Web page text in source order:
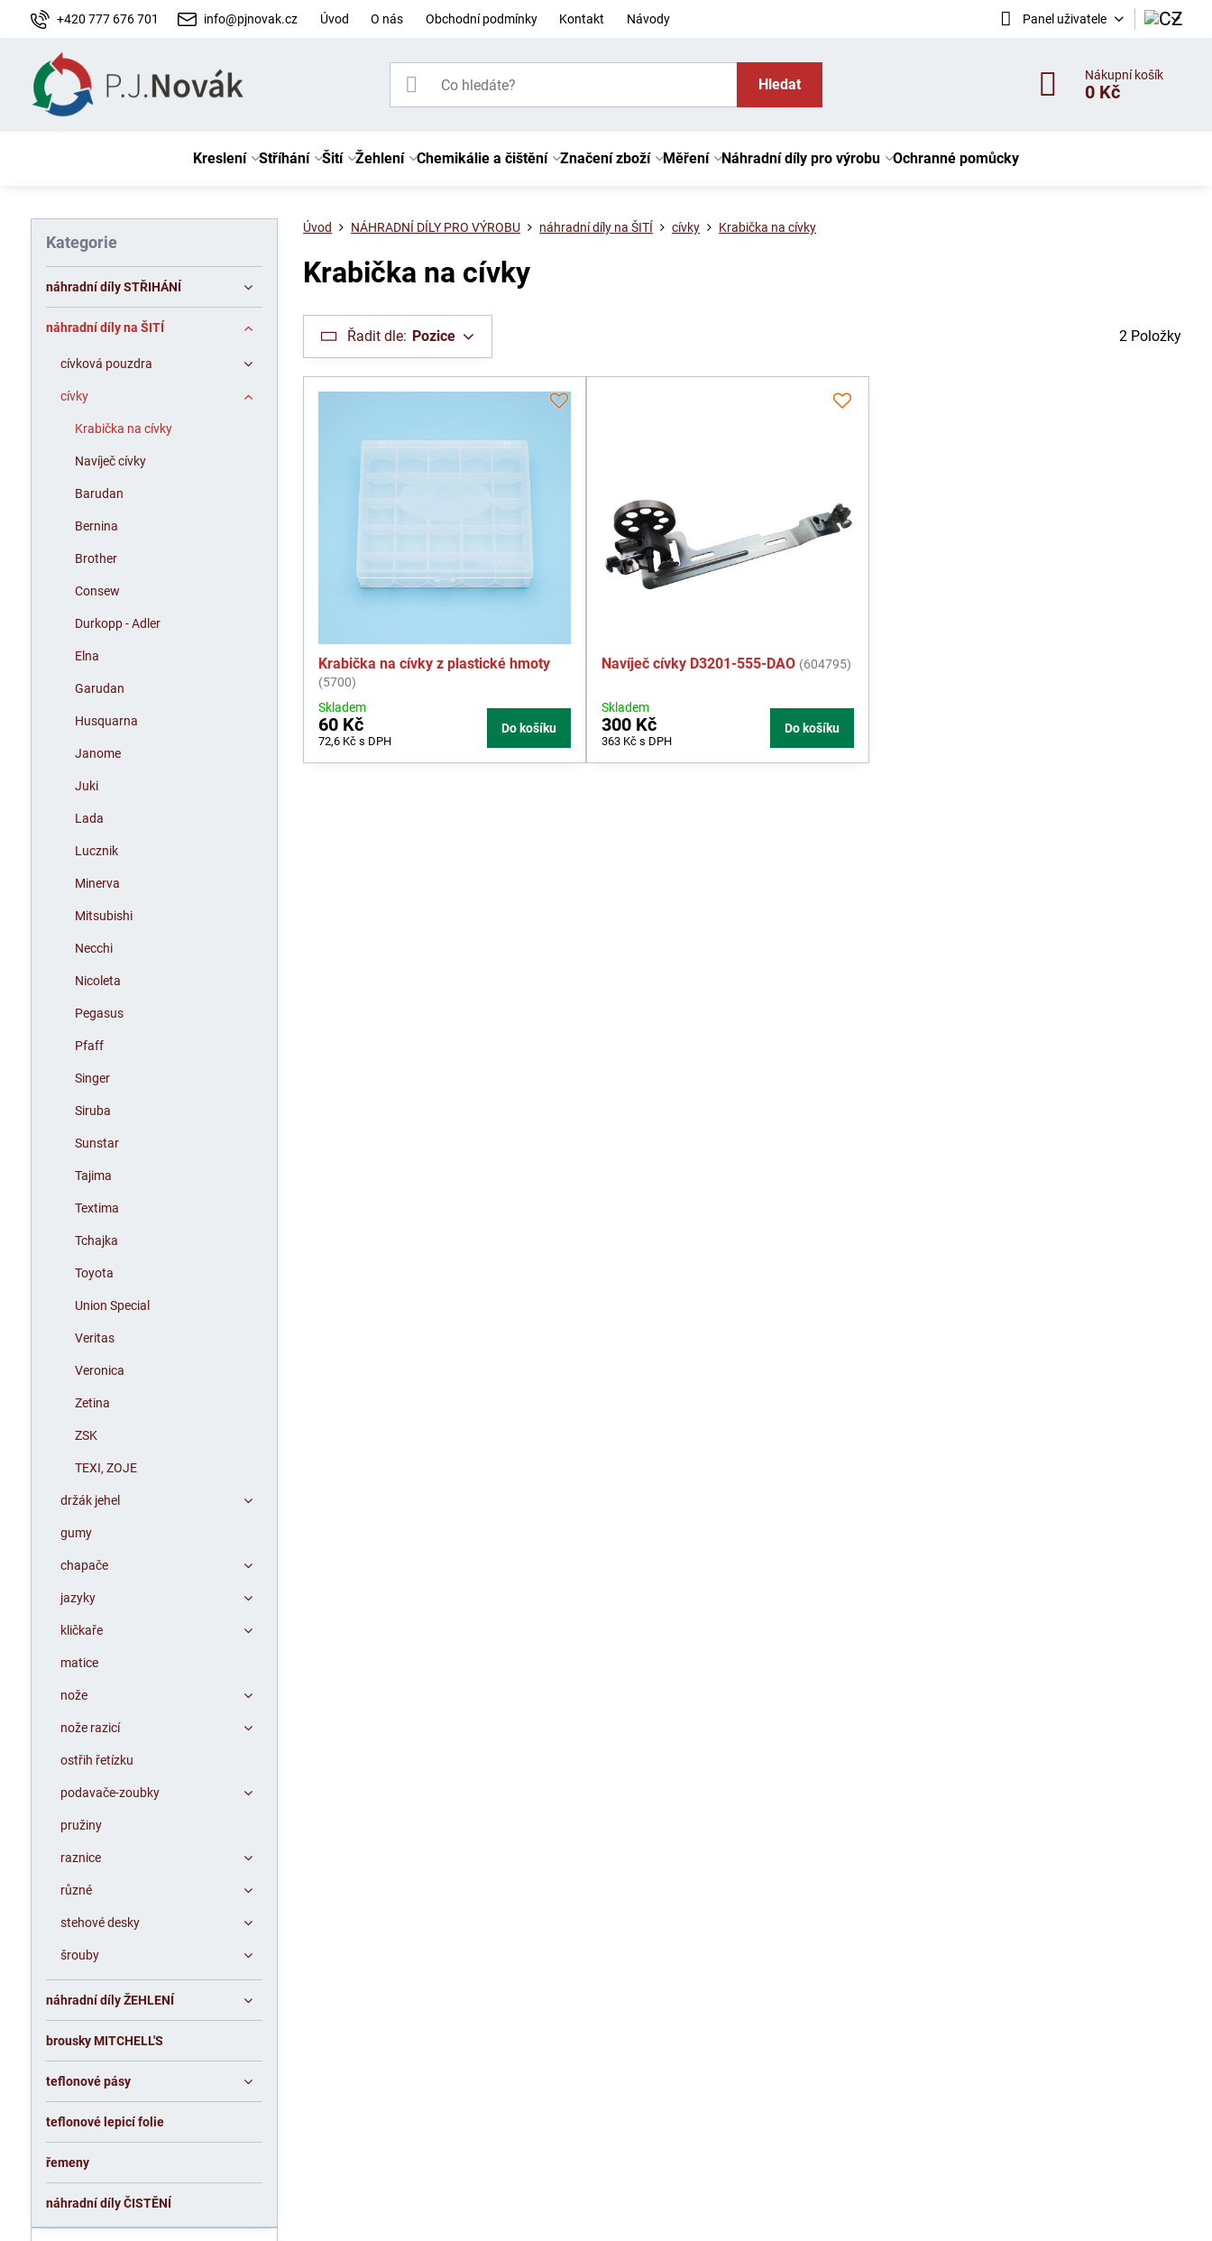
+420 777 676 701 info@pjnovak.cz Úvod O nás Obchodní podmínky Kontakt Návody Panel uživatele
Hledat
Nákupní košík
0 Kč
Kreslení Stříhání Šití Žehlení Chemikálie a čištění Značení zboží Měření Náhradní díly pro výrobu Ochranné pomůcky
Úvod NÁHRADNÍ DÍLY PRO VÝROBU náhradní díly na ŠITÍ cívky Krabička na cívky
Krabička na cívky
Řadit dle: Pozice 2 Položky
Krabička na cívky z plastické hmoty
(5700)
Skladem
60 Kč
72,6 Kčs DPH
Do košíku
Navíječ cívky D3201-555-DAO (604795)
Skladem
300 Kč
363 Kčs DPH
Do košíku
Kategorie
náhradní díly STŘIHÁNÍ
náhradní díly na ŠITÍ
cívková pouzdra
cívky
Krabička na cívky
Navíječ cívky
Barudan
Bernina
Brother
Consew
Durkopp - Adler
Elna
Garudan
Husquarna
Janome
Juki
Lada
Lucznik
Minerva
Mitsubishi
Necchi
Nicoleta
Pegasus
Pfaff
Singer
Siruba
Sunstar
Tajima
Textima
Tchajka
Toyota
Union Special
Veritas
Veronica
Zetina
ZSK
TEXI, ZOJE
držák jehel
gumy
chapače
jazyky
kličkaře
matice
nože
nože razicí
ostřih řetízku
podavače-zoubky
pružiny
raznice
různé
stehové desky
šrouby
náhradní díly ŽEHLENÍ
brousky MITCHELL'S
teflonové pásy
teflonové lepicí folie
řemeny
náhradní díly ČISTĚNÍ